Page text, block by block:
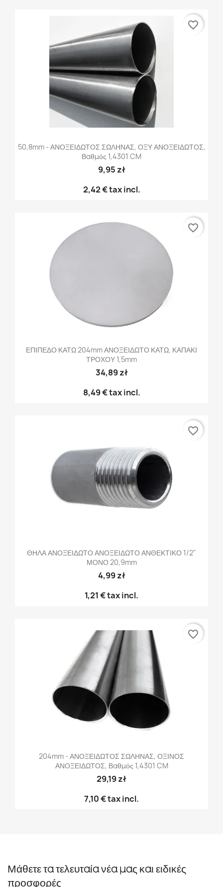
50,8mm - ΑΝΟΞΕΙΔΩΤΟΣ ΣΩΛΗΝΑΣ, ΟΞΥ ΑΝΟΞΕΙΔΩΤΟΣ,
Βαθμός 1,4301 CM
9,95 zł
2,42 €tax incl.
favorite_border
ΕΠΙΠΕΔΟ ΚΑΤΩ 204mm ΑΝΟΞΕΙΔΩΤΟ ΚΑΤΩ, ΚΑΠΑΚΙ
ΤΡΟΧΟΥ 1,5mm
34,89 zł
8,49 €tax incl.
favorite_border
ΘΗΛΑ ΑΝΟΞΕΙΔΩΤΟ ΑΝΟΞΕΙΔΩΤΟ ΑΝΘΕΚΤΙΚΟ 1/2"
ΜΟΝΟ 20,9mm
4,99 zł
1,21 €tax incl.
favorite_border
204mm - ΑΝΟΞΕΙΔΩΤΟΣ ΣΩΛΗΝΑΣ, ΟΞΙΝΟΣ
ΑΝΟΞΕΙΔΩΤΟΣ, Βαθμός 1,4301 CM
29,19 zł
7,10 €tax incl.
favorite_border
Μάθετε τα τελευταία νέα μας και ειδικές
προσφορές